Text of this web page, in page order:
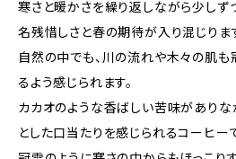
寒さと暖かさを繰り返しながら少しず
名残惜しさと春の期待が入り混じりま
自然の中でも、川の流れや木々の肌
るよう感じられます。
カカオのような香ばしい苦味がありな
とした口当たりを感じられるコーヒーで